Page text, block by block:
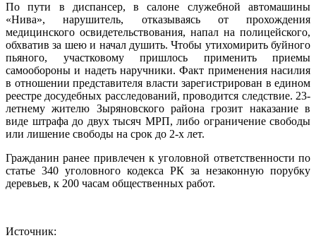
По пути в диспансер, в салоне служебной автомашины
«Нива», нарушитель, отказываясь от прохождения
медицинского освидетельствования, напал на полицейского,
обхватив за шею и начал душить. Чтобы утихомирить буйного
пьяного, участковому пришлось применить приемы
самообороны и надеть наручники. Факт применения насилия
в отношении представителя власти зарегистрирован в едином
реестре досудебных расследований, проводится следствие. 23-
летнему жителю Зыряновского района грозит наказание в
виде штрафа до двух тысяч МРП, либо ограничение свободы
или лишение свободы на срок до 2-х лет.
Гражданин ранее привлечен к уголовной ответственности по
статье 340 уголовного кодекса РК за незаконную порубку
деревьев, к 200 часам общественных работ.
Источник: